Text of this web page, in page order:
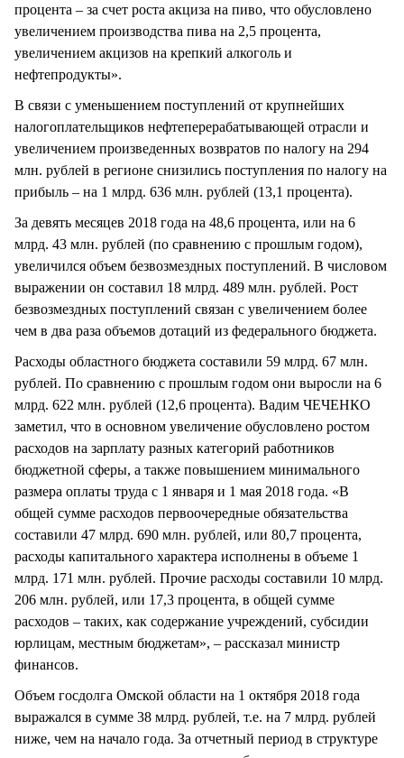
процента – за счет роста акциза на пиво, что обусловлено
увеличением производства пива на 2,5 процента,
увеличением акцизов на крепкий алкоголь и
нефтепродукты».
В связи с уменьшением поступлений от крупнейших
налогоплательщиков нефтеперерабатывающей отрасли и
увеличением произведенных возвратов по налогу на 294
млн. рублей в регионе снизились поступления по налогу на
прибыль – на 1 млрд. 636 млн. рублей (13,1 процента).
За девять месяцев 2018 года на 48,6 процента, или на 6
млрд. 43 млн. рублей (по сравнению с прошлым годом),
увеличился объем безвозмездных поступлений. В числовом
выражении он составил 18 млрд. 489 млн. рублей. Рост
безвозмездных поступлений связан с увеличением более
чем в два раза объемов дотаций из федерального бюджета.
Расходы областного бюджета составили 59 млрд. 67 млн.
рублей. По сравнению с прошлым годом они выросли на 6
млрд. 622 млн. рублей (12,6 процента). Вадим ЧЕЧЕНКО
заметил, что в основном увеличение обусловлено ростом
расходов на зарплату разных категорий работников
бюджетной сферы, а также повышением минимального
размера оплаты труда с 1 января и 1 мая 2018 года. «В
общей сумме расходов первоочередные обязательства
составили 47 млрд. 690 млн. рублей, или 80,7 процента,
расходы капитального характера исполнены в объеме 1
млрд. 171 млн. рублей. Прочие расходы составили 10 млрд.
206 млн. рублей, или 17,3 процента, в общей сумме
расходов – таких, как содержание учреждений, субсидии
юрлицам, местным бюджетам», – рассказал министр
финансов.
Объем госдолга Омской области на 1 октября 2018 года
выражался в сумме 38 млрд. рублей, т.е. на 7 млрд. рублей
ниже, чем на начало года. За отчетный период в структуре